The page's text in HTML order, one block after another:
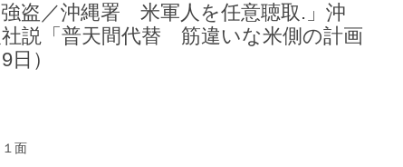
強盗／沖縄署 米軍人を任意聴取.」沖
説「普天間代替 筋違いな米側の計画
）
面